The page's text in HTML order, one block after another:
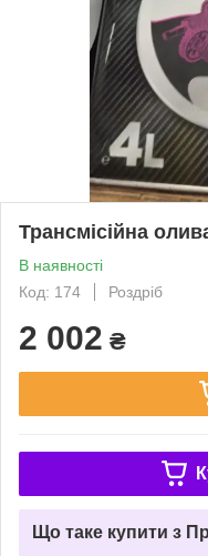
Трансмісійна
В наявності
Код: 174
Роздріб
2 002 ₴
Що таке купити з